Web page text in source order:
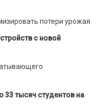
потери урожая
с новой
33 тысяч студентов на